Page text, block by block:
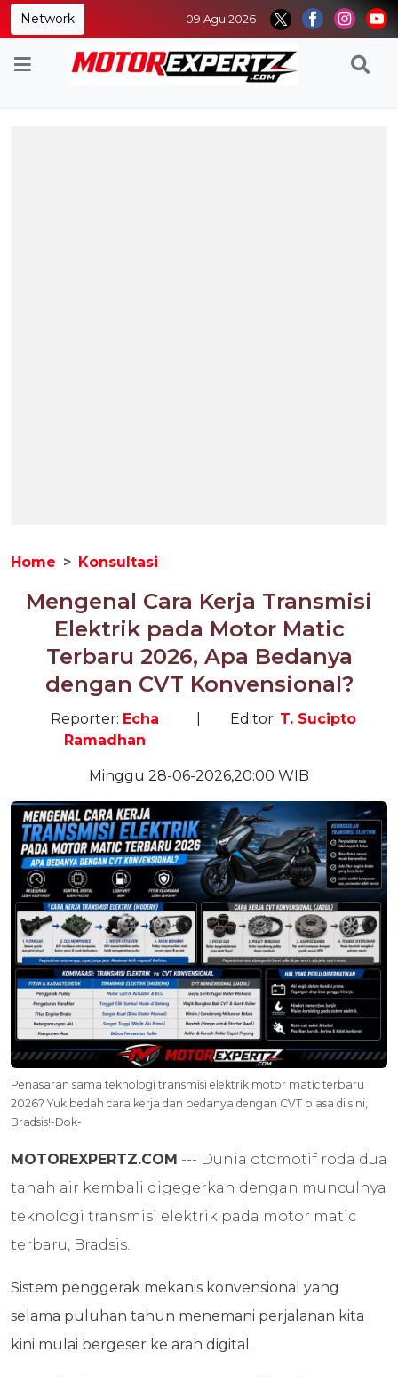
Network 09 Agu 2026
Home Konsultasi
Mengenal Cara Kerja Transmisi
Elektrik pada Motor Matic
Terbaru 2026, Apa Bedanya
dengan CVT Konvensional?
Reporter: Echa
Ramadhan
Editor: T. Sucipto
Minggu 28-06-2026,20:00 WIB
Penasaran sama teknologi transmisi elektrik motor matic terbaru
2026? Yuk bedah cara kerja dan bedanya dengan CVT biasa di sini,
Bradsis!-Dok-
MOTOREXPERTZ.COM --- Dunia otomotif roda dua
tanah air kembali digegerkan dengan munculnya
teknologi transmisi elektrik pada motor matic
terbaru, Bradsis.
Sistem penggerak mekanis konvensional yang
selama puluhan tahun menemani perjalanan kita
kini mulai bergeser ke arah digital.